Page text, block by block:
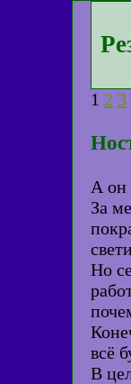
1 2 3
А он
За
Но
всё
В